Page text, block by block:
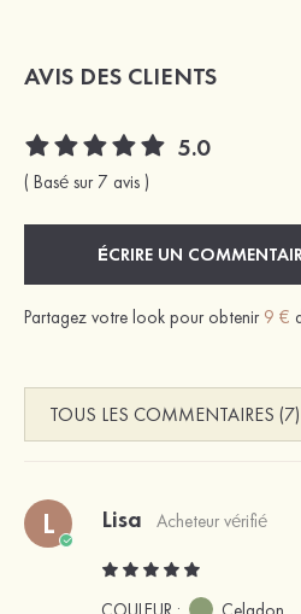
AVIS DES CLIENTS
5.0
( Basé sur 7 avis )
ÉCRIRE UN
Partagez votre look pour obtenir 9 €
TOUS LES COMMENTAIRES (7)
L Lisa Acheteur vérifié